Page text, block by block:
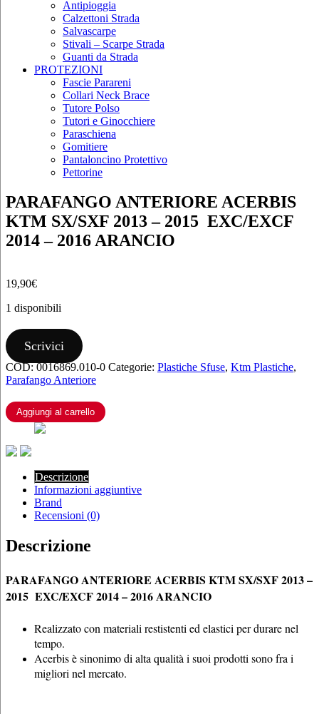
Antipioggia
Calzettoni Strada
Salvascarpe
Stivali – Scarpe Strada
Guanti da Strada
PROTEZIONI
Fascie Parareni
Collari Neck Brace
Tutore Polso
Tutori e Ginocchiere
Paraschiena
Gomitiere
Pantaloncino Protettivo
Pettorine
PARAFANGO ANTERIORE ACERBIS
KTM SX/SXF 2013 – 2015 EXC/EXCF
2014 – 2016 ARANCIO
19,90€
1 disponibili
PARAFANGO
ANTERIORE
ACERBIS
KTM
SX/SXF
–
2015
EXC/EXCF
2014
–
ARANCIO
quantità
Scrivici
COD:0016869.010-0 Categorie: Plastiche Sfuse, Ktm Plastiche,
Parafango Anteriore
Aggiungi al carrello
Descrizione
Informazioni aggiuntive
Brand
Recensioni (0)
Descrizione
PARAFANGO ANTERIORE ACERBIS KTM SX/SXF 2013 –
2015 EXC/EXCF 2014 – 2016 ARANCIO
Realizzato con materiali restistenti ed elastici per durare nel
tempo.
Acerbis è sinonimo di alta qualità i suoi prodotti sono fra i
migliori nel mercato.